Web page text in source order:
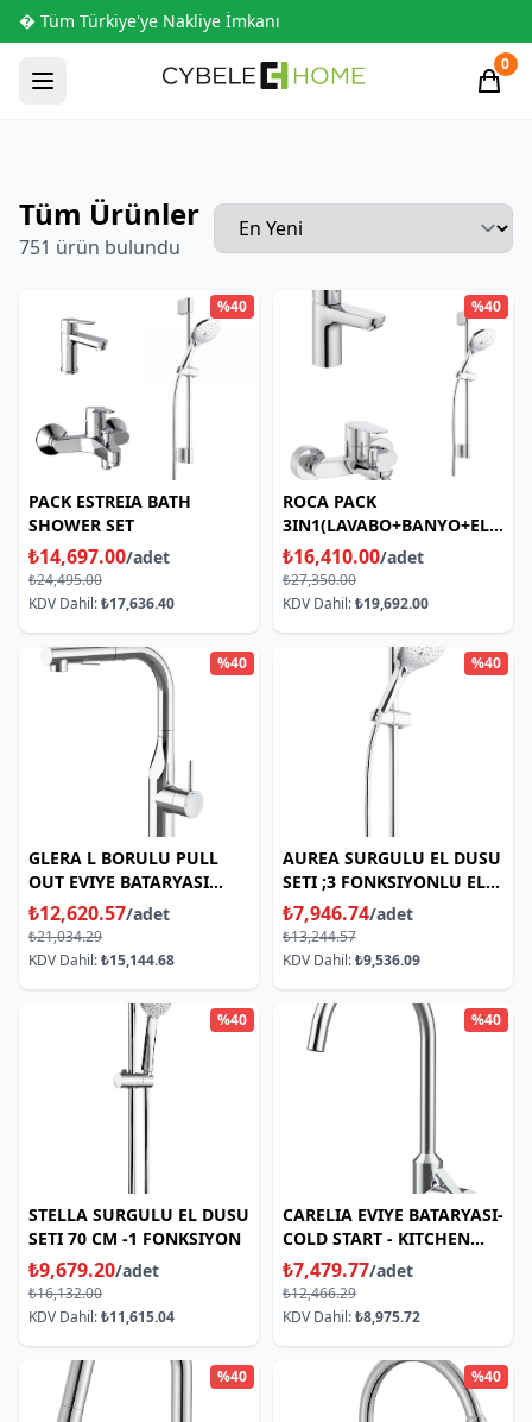
� Tüm Türkiye'ye Nakliye İmkanı
0
Tüm Ürünler
751 ürün bulundu
%40
PACK ESTREIA BATH
SHOWER SET
₺14,697.00/adet
₺24,495.00
KDV Dahil:₺17,636.40
%40
ROCA PACK
3IN1(LAVABO+BANYO+EL
DUSU)
₺16,410.00/adet
₺27,350.00
KDV Dahil:₺19,692.00
%40
GLERA L BORULU PULL
OUT EVIYE BATARYASI
KROM
₺12,620.57/adet
₺21,034.29
KDV Dahil:₺15,144.68
%40
AUREA SURGULU EL DUSU
SETI ;3 FONKSIYONLU EL
DUSU
₺7,946.74/adet
₺13,244.57
KDV Dahil:₺9,536.09
%40
STELLA SURGULU EL DUSU
SETI 70 CM -1 FONKSIYON
₺9,679.20/adet
₺16,132.00
KDV Dahil:₺11,615.04
%40
CARELIA EVIYE BATARYASI-
COLD START - KITCHEN
MIXER
₺7,479.77/adet
₺12,466.29
KDV Dahil:₺8,975.72
%40 %40